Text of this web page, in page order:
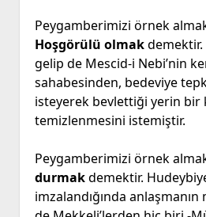
Peygamberimizi örnek
Hoşgörülü olmakdemektir.
gelip de Mescid-i Nebi’nin
sahabesinden, bedeviye
isteyerek bevlettiği yerin bir
temizlenmesini istemiştir.
Peygamberimizi örnek
durmakdemektir. Hudeybiye
imzalandığında